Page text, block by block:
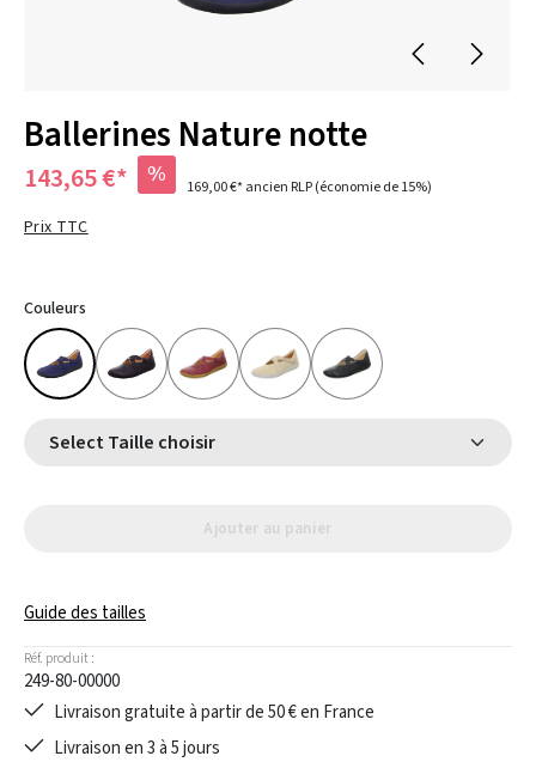
Ballerines Nature notte
143,65 €* % 169,00 €*ancien RLP(économie de 15%)
Prix TTC
Couleurs
Select Taille choisir
Ajouter au panier
Guide des tailles
Réf. produit :
249-80-00000
Livraison gratuite à partir de 50 € en France
Livraison en 3 à 5 jours